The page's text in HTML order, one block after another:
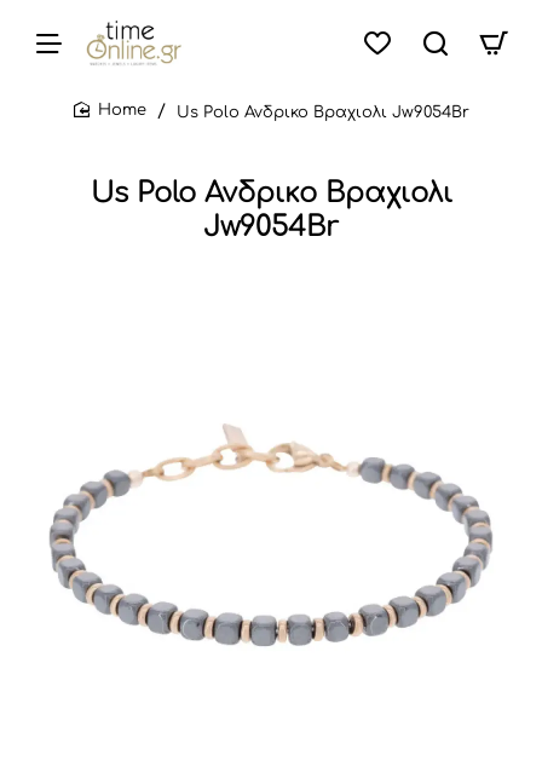
Us Polo Ανδρικο Βραχιολι
Jw9054Br
Us Polo Ανδρικο Βραχιολι Jw9054Br